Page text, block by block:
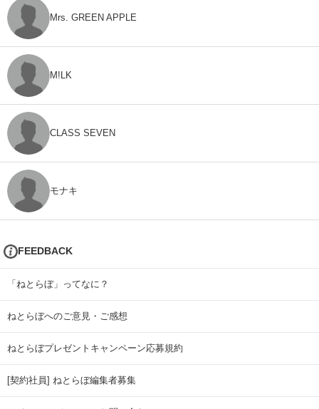
Mrs. GREEN APPLE
M!LK
CLASS SEVEN
モナキ
FEEDBACK
「ねとらぼ」ってなに？
ねとらぼへのご意見・ご感想
ねとらぼプレゼントキャンペーン応募規約
[契約社員] ねとらぼ編集者募集